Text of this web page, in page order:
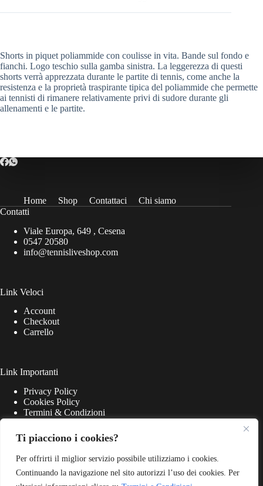
Ti piacciono i cookies?
Per offrirti il miglior servizio possibile utilizziamo i cookies.
Continuando la navigazione nel sito autorizzi l’uso dei cookies. Per
Shorts in piquet poliammide con coulisse in vita. Bande sul fondo e
fianchi. Logo teschio sulla gamba sinistra. La leggerezza di questi
shorts verrà apprezzata durante le partite di tennis, come anche la
resistenza e la proprietà traspirante tipica del poliammide che permette
ai tennisti di rimanere relativamente privi di sudore durante gli
allenamenti e le partite.
Home Shop Contattaci
Chi siamo
Contatti
Viale Europa, 649 , Cesena
0547 20580
info@tennisliveshop.com
Link Veloci
Account
Checkout
Carrello
Link Importanti
Privacy Policy
Cookies Policy
Termini & Condizioni